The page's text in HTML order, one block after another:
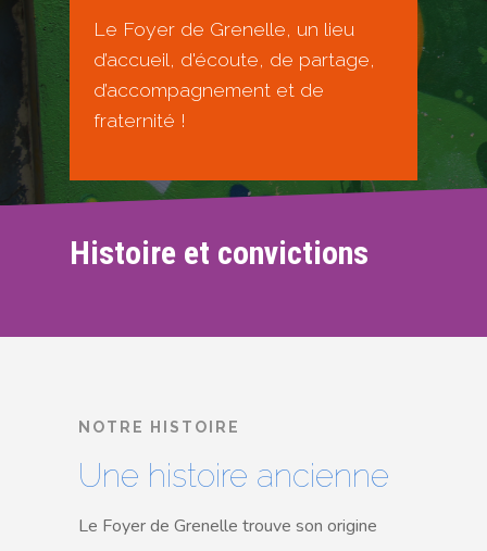
Le Foyer de Grenelle, un lieu
d’accueil, d'écoute, de partage,
d’accompagnement et de
fraternité !
Histoire et convictions
NOTRE HISTOIRE
Une histoire ancienne
Le Foyer de Grenelle trouve son origine